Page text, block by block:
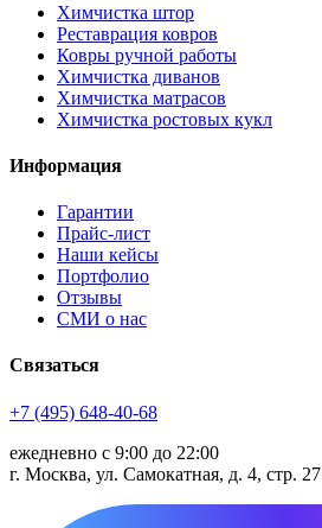
Химчистка штор
Реставрация ковров
Ковры ручной работы
Химчистка диванов
Химчистка матрасов
Химчистка ростовых кукл
Информация
Гарантии
Прайс-лист
Наши кейсы
Портфолио
Отзывы
СМИ о нас
Связаться
+7 (495) 648-40-68
ежедневно с 9:00 до 22:00
г. Москва, ул. Самокатная, д. 4, стр. 27